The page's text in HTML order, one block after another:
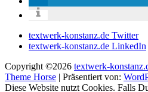
textwerk-konstanz.de Twitter
textwerk-konstanz.de LinkedIn
Copyright ©2026 textwerk-
Theme Horse | Präsentiert von:
Diese Website nutzt Cookies. Falls